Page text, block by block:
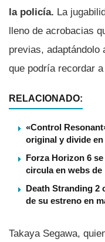
la policía. La
lleno de acrobacias
previas, adaptándolo
que podría recordar
RELACIONADO:
«Control
original y divide
Forza Horizon 6
circula en webs de
Death Stranding 2
de su estreno en
Takaya Segawa,